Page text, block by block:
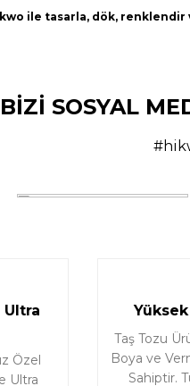
ile tasarla, dök,
BİZİ SOSYAL
Ultra
Özel
Ultra
Taş Tozu
Boya ve
Sahiptir.